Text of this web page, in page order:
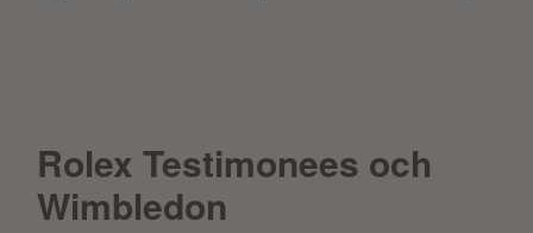
Rolex Testimonees och
Wimbledon